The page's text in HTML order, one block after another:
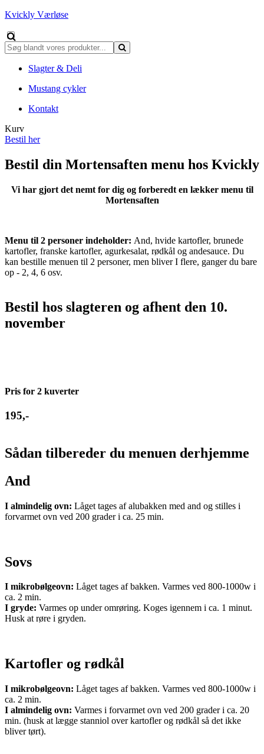
Kvickly Værløse
Slagter & Deli
Mustang cykler
Kontakt
Kurv
Bestil her
Bestil din Mortensaften menu hos Kvickly
Vi har gjort det nemt for dig og forberedt en lækker menu til
Mortensaften
Menu til 2 personer indeholder: And, hvide kartofler, brunede
kartofler, franske kartofler, agurkesalat, rødkål og andesauce. Du
kan bestille menuen til 2 personer, men bliver I flere, ganger du bare
op - 2, 4, 6 osv.
Bestil hos slagteren og afhent den 10.
november
Pris for 2 kuverter
195,-
Sådan tilbereder du menuen derhjemme
And
I almindelig ovn: Låget tages af alubakken med and og stilles i
forvarmet ovn ved 200 grader i ca. 25 min.
Sovs
I mikrobølgeovn: Låget tages af bakken. Varmes ved 800-1000w i
ca. 2 min.
I gryde: Varmes op under omrøring. Koges igennem i ca. 1 minut.
Husk at røre i gryden.
Kartofler og rødkål
I mikrobølgeovn: Låget tages af bakken. Varmes ved 800-1000w i
ca. 2 min.
I almindelig ovn: Varmes i forvarmet ovn ved 200 grader i ca. 20
min. (husk at lægge stanniol over kartofler og rødkål så det ikke
bliver tørt).